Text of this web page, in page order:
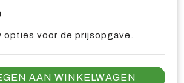
opties voor de prijsopgave.
AAN WINKELWAGEN